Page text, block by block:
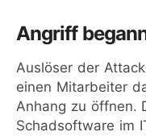
Angriff
Auslöser der
einen Mitarbeiter
Anhang zu öffnen.
Schadsoftware im